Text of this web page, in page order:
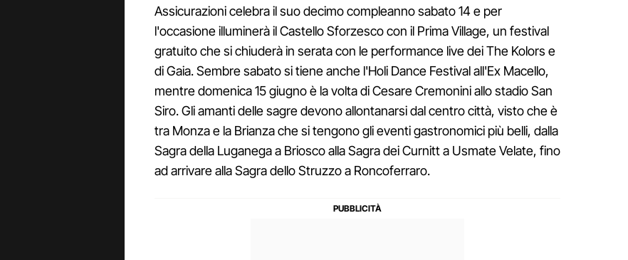
Assicurazioni celebra il suo decimo compleanno sabato 14 e per
l'occasione illuminerà il Castello Sforzesco con il Prima Village, un festival
gratuito che si chiuderà in serata con le performance live dei The Kolors e
di Gaia. Sembre sabato si tiene anche l'Holi Dance Festival all'Ex Macello,
mentre domenica 15 giugno è la volta di Cesare Cremonini allo stadio San
Siro. Gli amanti delle sagre devono allontanarsi dal centro città, visto che è
tra Monza e la Brianza che si tengono gli eventi gastronomici più belli, dalla
Sagra della Luganega a Briosco alla Sagra dei Curnitt a Usmate Velate, fino
ad arrivare alla Sagra dello Struzzo a Roncoferraro.